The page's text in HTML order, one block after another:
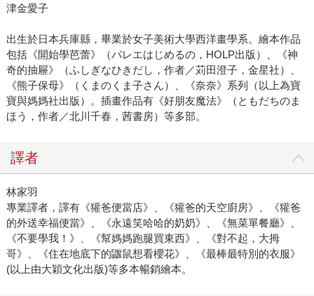
津金愛子
出生於日本兵庫縣，畢業於女子美術大學西洋畫學系。繪本作品
包括《開始學芭蕾》（バレエはじめるの，HOLP出版）、《神
奇的抽屜》（ふしぎなひきだし，作者／苅田澄子，金星社）、
《熊子保母》（くまのくま子さん）、《奈奈》系列（以上為寶
寶與媽媽社出版）。插畫作品有《好朋友魔法》（ともだちのま
ほう，作者／北川千春，茜書房）等多部。
譯者
林家羽
專業譯者，譯有《獾爸便當店》、《獾爸的天空廚房》、《獾爸
的外送幸福便當》、《永遠笑哈哈的奶奶》、《無菜單餐廳》、
《不要學我！》、《幫媽媽跑腿買東西》、《對不起，大拇
哥》、《住在地底下的鼴鼠想看櫻花》、《最棒最特別的衣服》
(以上由大穎文化出版)等多本暢銷繪本。